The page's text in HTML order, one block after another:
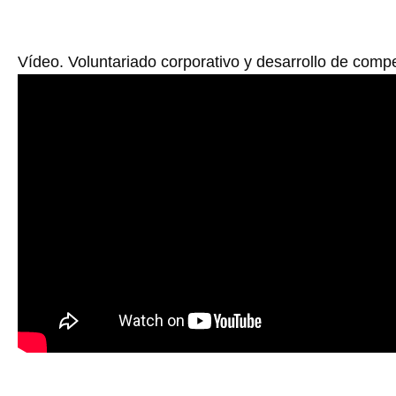
Vídeo. Voluntariado corporativo y desarrollo de